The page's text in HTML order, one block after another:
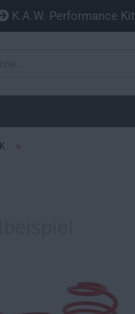
K.A.W. Performance Kit
»